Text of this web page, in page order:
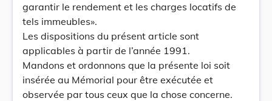
garantir le rendement et les charges locatifs de
tels immeubles».
Les dispositions du présent article sont
applicables à partir de l’année 1991.
Mandons et ordonnons que la présente loi soit
insérée au Mémorial pour être exécutée et
observée par tous ceux que la chose concerne.